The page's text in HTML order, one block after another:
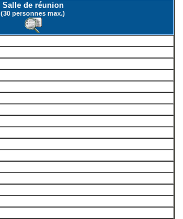
Salle de réunion
(30 personnes max.)